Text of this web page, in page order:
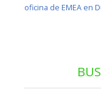
oficina de EMEA en